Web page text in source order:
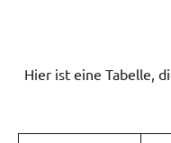
Hier ist eine Tabelle,